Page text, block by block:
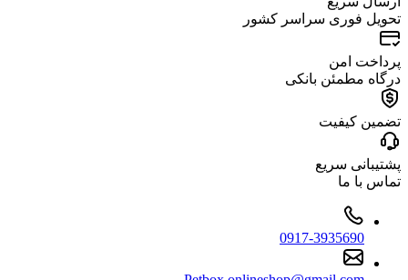
تحویل فوری سراسر کشور
پرداخت امن
درگاه مطمئن بانکی
تضمین کیفیت
پشتیبانی سریع
تماس با ما
0917-3935690